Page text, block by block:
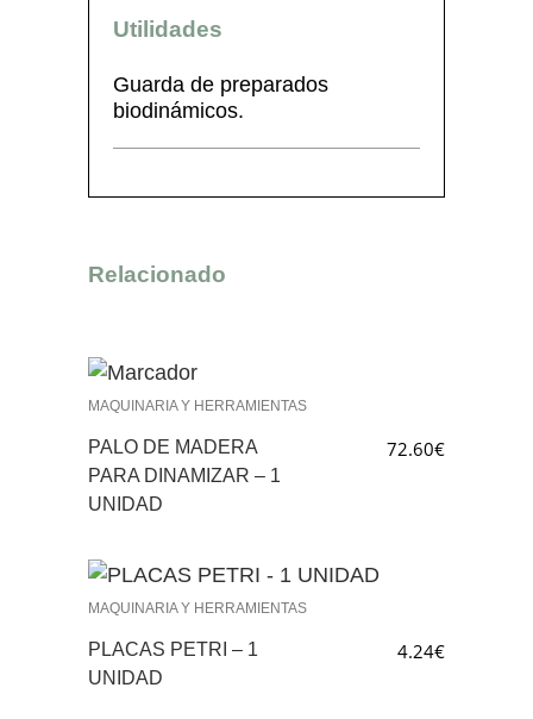
Utilidades
Guarda de preparados
biodinámicos.
Relacionado
MAQUINARIA Y HERRAMIENTAS
PALO DE MADERA
PARA DINAMIZAR – 1
UNIDAD
72.60€
MAQUINARIA Y HERRAMIENTAS
PLACAS PETRI – 1
UNIDAD
4.24€